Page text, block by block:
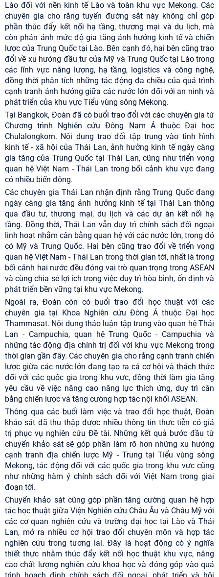
Lào đối với nền kinh tế Lào và toàn khu vực Mekong. Các
chuyên gia cho rằng tuyến đường sắt này không chỉ góp
phần thúc đẩy kết nối hạ tầng, thương mại và du lịch, mà
còn phản ánh mức độ gia tăng ảnh hưởng kinh tế và chiến
lược của Trung Quốc tại Lào. Bên cạnh đó, hai bên cũng trao
đổi về xu hướng đầu tư của Mỹ và Trung Quốc tại Lào trong
các lĩnh vực năng lượng, hạ tầng, logistics và công nghệ,
đồng thời phân tích những tác động đa chiều của quá trình
cạnh tranh ảnh hưởng giữa các nước lớn đối với an ninh và
phát triển của khu vực Tiểu vùng sông Mekong.
Tại Bangkok, Đoàn đã có buổi trao đổi với các chuyên gia từ
Chương trình Nghiên cứu Đông Nam Á thuộc Đại học
Chulalongkorn. Nội dung trao đổi tập trung vào tình hình
kinh tế - xã hội của Thái Lan, ảnh hưởng kinh tế ngày càng
gia tăng của Trung Quốc tại Thái Lan, cũng như triển vọng
quan hệ Việt Nam - Thái Lan trong bối cảnh khu vực đang
có nhiều biến động.
Các chuyên gia Thái Lan nhận định rằng Trung Quốc đang
ngày càng gia tăng ảnh hưởng kinh tế tại Thái Lan thông
qua đầu tư, thương mại, du lịch và các dự án kết nối hạ
tầng. Đồng thời, Thái Lan vẫn duy trì chính sách đối ngoại
linh hoạt nhằm cân bằng quan hệ với các nước lớn, trong đó
có Mỹ và Trung Quốc. Hai bên cũng trao đổi về triển vọng
quan hệ Việt Nam - Thái Lan trong thời gian tới, nhất là trong
bối cảnh hai nước đều đóng vai trò quan trọng trong ASEAN
và cùng chia sẻ lợi ích trong việc duy trì hòa bình, ổn định và
phát triển bền vững tại khu vực Mekong.
Ngoài ra, Đoàn còn có buổi trao đổi học thuật với các
chuyên gia tại Khoa Nghiên cứu Đông Á thuộc Đại học
Thammasat. Nội dung thảo luận tập trung vào quan hệ Thái
Lan - Campuchia, quan hệ Trung Quốc - Campuchia và
những tác động địa chính trị đối với khu vực Mekong trong
thời gian gần đây. Các chuyên gia cho rằng cạnh tranh chiến
lược giữa các nước lớn đang tạo ra cả cơ hội và thách thức
đối với các quốc gia trong khu vực, đồng thời làm gia tăng
yêu cầu về việc nâng cao năng lực thích ứng, duy trì cân
bằng chiến lược và tăng cường hợp tác nội khối ASEAN.
Thông qua các buổi làm việc và trao đổi học thuật, Đoàn
khảo sát đã thu thập được nhiều thông tin thực tiễn có giá
trị phục vụ nghiên cứu Đề tài. Những kết quả bước đầu từ
chuyến khảo sát sẽ góp phần làm rõ hơn những xu hướng
cạnh tranh địa chiến lược Mỹ - Trung tại Tiểu vùng sông
Mekong, tác động đối với các quốc gia trong khu vực cũng
như những hàm ý chính sách đối với Việt Nam trong giai
đoạn tới.
Chuyến khảo sát cũng góp phần tăng cường quan hệ hợp
tác học thuật giữa Viện Nghiên cứu Châu Âu và Châu Mỹ với
các cơ quan nghiên cứu và trường đại học tại Lào và Thái
Lan, mở ra nhiều cơ hội trao đổi chuyên môn và hợp tác
nghiên cứu trong tương lai. Đây là hoạt động có ý nghĩa
thiết thực nhằm thúc đẩy kết nối học thuật khu vực, nâng
cao chất lượng nghiên cứu khoa học và đóng góp vào quá